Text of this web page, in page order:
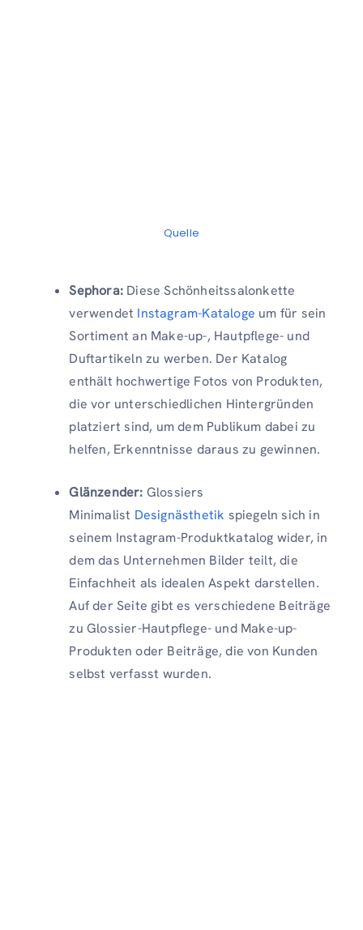
Quelle
Sephora: Diese Schönheitssalonkette
verwendet Instagram-Kataloge um für sein
Sortiment an Make-up-, Hautpflege- und
Duftartikeln zu werben. Der Katalog
enthält hochwertige Fotos von Produkten,
die vor unterschiedlichen Hintergründen
platziert sind, um dem Publikum dabei zu
helfen, Erkenntnisse daraus zu gewinnen.
Glänzender: Glossiers
Minimalist Designästhetik spiegeln sich in
seinem Instagram-Produktkatalog wider, in
dem das Unternehmen Bilder teilt, die
Einfachheit als idealen Aspekt darstellen.
Auf der Seite gibt es verschiedene Beiträge
zu Glossier-Hautpflege- und Make-up-
Produkten oder Beiträge, die von Kunden
selbst verfasst wurden.